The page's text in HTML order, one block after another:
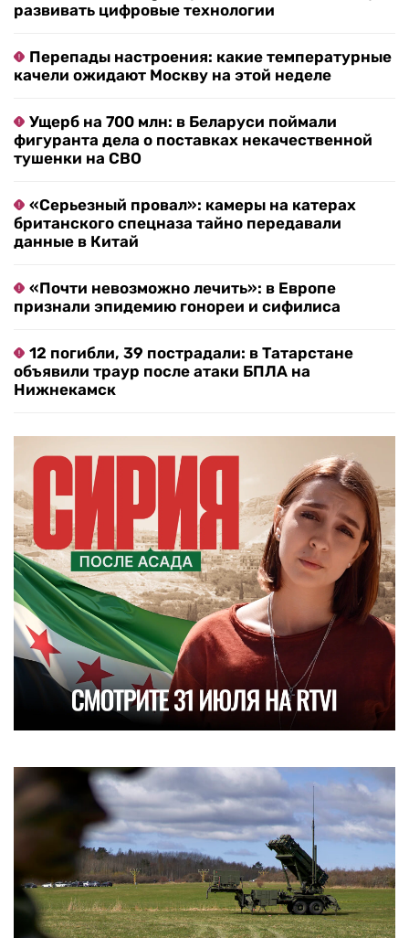
развивать цифровые технологии
Перепады настроения: какие температурные
качели ожидают Москву на этой неделе
Ущерб на 700 млн: в Беларуси поймали
фигуранта дела о поставках некачественной
тушенки на СВО
«Серьезный провал»: камеры на катерах
британского спецназа тайно передавали
данные в Китай
«Почти невозможно лечить»: в Европе
признали эпидемию гонореи и сифилиса
12 погибли, 39 пострадали: в Татарстане
объявили траур после атаки БПЛА на
Нижнекамск